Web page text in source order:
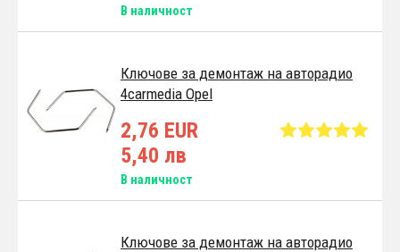
В наличност
Ключове за демонтаж на авторадио
4carmedia Opel
2,76 EUR
5,40 лв
В наличност
Ключове за демонтаж на авторадио